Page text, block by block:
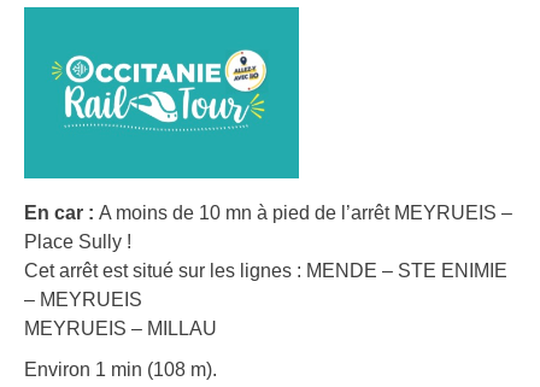
En car : A moins de 10 mn à pied de l’arrêt MEYRUEIS –
Place Sully !
Cet arrêt est situé sur les lignes : MENDE – STE ENIMIE
– MEYRUEIS
MEYRUEIS – MILLAU
Environ 1 min (108 m).